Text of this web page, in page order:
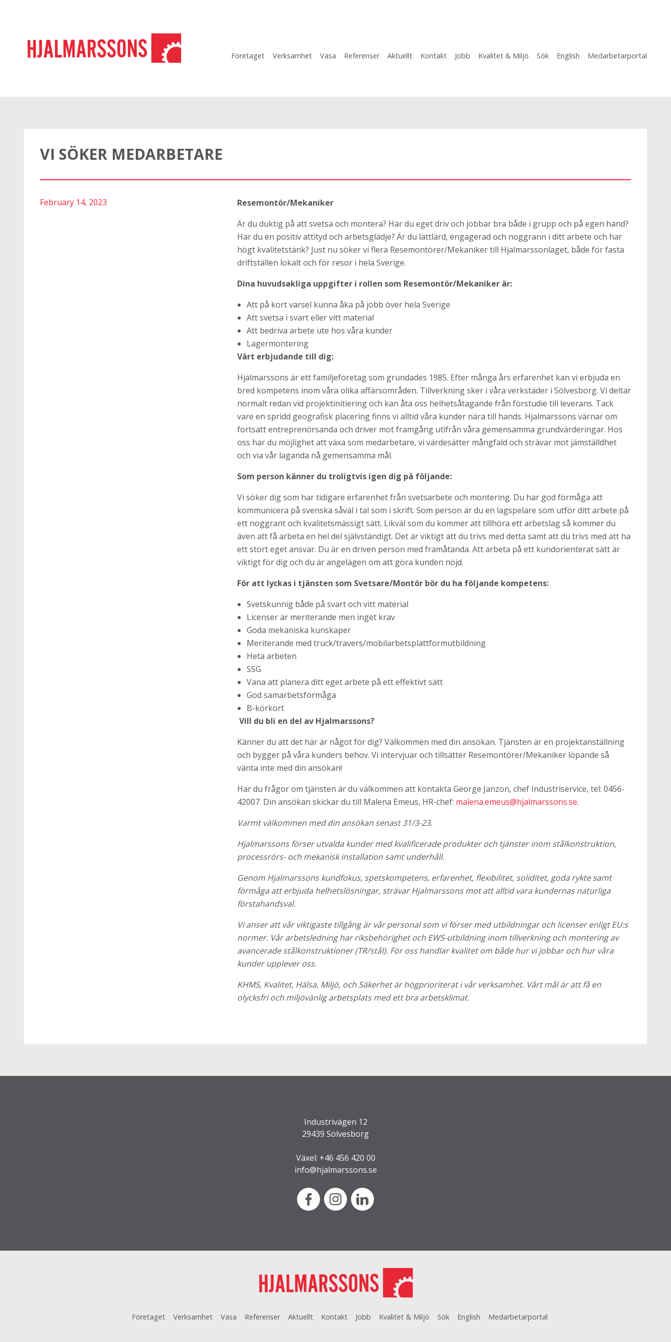
Företaget Verksamhet Vasa Referenser Aktuellt Kontakt Jobb Kvalitet & Miljö Sök English Medarbetarportal
VI SÖKER MEDARBETARE
February 14, 2023
Resemontör/Mekaniker
Är du duktig på att svetsa och montera? Har du eget driv och jobbar bra både i grupp och på egen hand?
Har du en positiv attityd och arbetsglädje? Är du lättlärd, engagerad och noggrann i ditt arbete och har
högt kvalitetstänk? Just nu söker vi flera Resemontörer/Mekaniker till Hjalmarssonlaget, både för fasta
driftställen lokalt och för resor i hela Sverige.
Dina huvudsakliga uppgifter i rollen som Resemontör/Mekaniker är:
Att på kort varsel kunna åka på jobb över hela Sverige
Att svetsa i svart eller vitt material
Att bedriva arbete ute hos våra kunder
Lagermontering
Vårt erbjudande till dig:
Hjalmarssons är ett familjeföretag som grundades 1985. Efter många års erfarenhet kan vi erbjuda en
bred kompetens inom våra olika affärsområden. Tillverkning sker i våra verkstäder i Sölvesborg. Vi deltar
normalt redan vid projektinitiering och kan åta oss helhetsåtagande från förstudie till leverans. Tack
vare en spridd geografisk placering finns vi alltid våra kunder nära till hands. Hjalmarssons värnar om
fortsatt entreprenörsanda och driver mot framgång utifrån våra gemensamma grundvärderingar. Hos
oss har du möjlighet att växa som medarbetare, vi värdesätter mångfald och strävar mot jämställdhet
och via vår laganda nå gemensamma mål.
Som person känner du troligtvis igen dig på följande:
Vi söker dig som har tidigare erfarenhet från svetsarbete och montering. Du har god förmåga att
kommunicera på svenska såväl i tal som i skrift. Som person är du en lagspelare som utför ditt arbete på
ett noggrant och kvalitetsmässigt sätt. Likväl som du kommer att tillhöra ett arbetslag så kommer du
även att få arbeta en hel del självständigt. Det är viktigt att du trivs med detta samt att du trivs med att ha
ett stort eget ansvar. Du är en driven person med framåtanda. Att arbeta på ett kundorienterat sätt är
viktigt för dig och du är angelägen om att göra kunden nöjd.
För att lyckas i tjänsten som Svetsare/Montör bör du ha följande kompetens:
Svetskunnig både på svart och vitt material
Licenser är meriterande men inget krav
Goda mekaniska kunskaper
Meriterande med truck/travers/mobilarbetsplattformutbildning
Heta arbeten
SSG
Vana att planera ditt eget arbete på ett effektivt sätt
God samarbetsförmåga
B-körkort
Vill du bli en del av Hjalmarssons?
Känner du att det här är något för dig? Välkommen med din ansökan. Tjänsten är en projektanställning
och bygger på våra kunders behov. Vi intervjuar och tillsätter Resemontörer/Mekaniker löpande så
vänta inte med din ansökan!
Har du frågor om tjänsten är du välkommen att kontakta George Janzon, chef Industriservice, tel: 0456-
42007. Din ansökan skickar du till Malena Emeus, HR-chef: malena.emeus@hjalmarssons.se.
Varmt välkommen med din ansökan senast 31/3-23.
Hjalmarssons förser utvalda kunder med kvalificerade produkter och tjänster inom stålkonstruktion,
processrörs- och mekanisk installation samt underhåll.
Genom Hjalmarssons kundfokus, spetskompetens, erfarenhet, flexibilitet, soliditet, goda rykte samt
förmåga att erbjuda helhetslösningar, strävar Hjalmarssons mot att alltid vara kundernas naturliga
förstahandsval.
Vi anser att vår viktigaste tillgång är vår personal som vi förser med utbildningar och licenser enligt EU:s
normer. Vår arbetsledning har riksbehörighet och EWS-utbildning inom tillverkning och montering av
avancerade stålkonstruktioner (TR/stål). För oss handlar kvalitet om både hur vi jobbar och hur våra
kunder upplever oss.
KHMS, Kvalitet, Hälsa, Miljö, och Säkerhet är högprioriterat i vår verksamhet. Vårt mål är att få en
olycksfri och miljövänlig arbetsplats med ett bra arbetsklimat.
Industrivägen 12
29439 Sölvesborg
Växel: +46 456 420 00
info@hjalmarssons.se
Företaget Verksamhet Vasa Referenser Aktuellt Kontakt Jobb Kvalitet & Miljö Sök English Medarbetarportal